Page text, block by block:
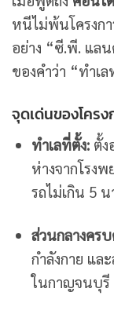
หนีไม่พ้นโครงก
อย่าง “ซี.พี. แล
ของคำว่า “ทำเล
จุดเด่นของโครง
ทำเลที่ตั้ง:ตั้ง
ห่างจากโรง
รถไม่เกิน 5
ส่วนกลางคร
กำลังกาย แ
ในกาญจนบุรี